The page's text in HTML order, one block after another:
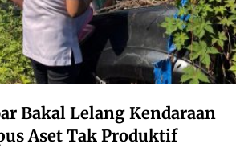
Bakal Lelang Kendaraan
Aset Tak Produktif